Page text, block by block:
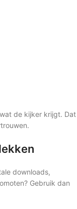
de kijker krijgt. Dat
downloads,
Gebruik dan